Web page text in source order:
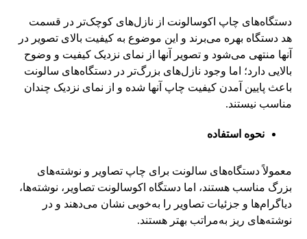
دستگاه‌های چاپ اکوسالونت از نازل‌های کوچک‌تر در قسمت
هد دستگاه بهره می‌برند و این موضوع به کیفیت بالای تصویر در
آنها منتهی می‌شود و تصویر آنها از نمای نزدیک کیفیت و وضوح
بالایی دارد؛ اما وجود نازل‌های بزرگ‌تر در دستگاه‌های سالونت
باعث پایین آمدن کیفیت چاپ آنها شده و از نمای نزدیک چندان
مناسب نیستند.
نحوه استفاده
معمولاً دستگاه‌های سالونت برای چاپ تصاویر و نوشته‌های
بزرگ مناسب هستند، اما دستگاه‌ اکوسالونت تصاویر، نوشته‌ها،
دیاگرام‌ها و جزئیات تصاویر را به‌خوبی نشان می‌دهند و در
نوشته‌های ریز به‌مراتب بهتر هستند.